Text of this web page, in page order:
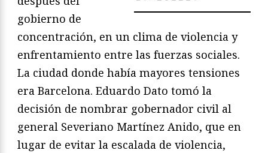
gobierno de
concentración, en un clima de violencia y
enfrentamiento entre las fuerzas sociales.
La ciudad donde había mayores tensiones
era Barcelona. Eduardo Dato tomó la
decisión de nombrar gobernador civil al
general Severiano Martínez Anido, que en
lugar de evitar la escalada de violencia,